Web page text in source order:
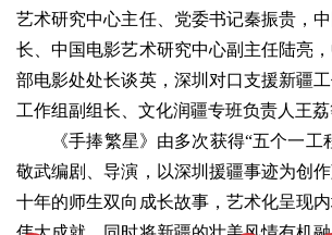
艺术研究中心主任、党委书记秦振贵，
长、中国电影艺术研究中心副主任陆亮
部电影处处长谈英，深圳对口支援新疆
工作组副组长、文化润疆专班负责人王荔
《手捧繁星》由多次获得“五个一工
敬武编剧、导演，以深圳援疆事迹为创
十年的师生双向成长故事，艺术化呈现